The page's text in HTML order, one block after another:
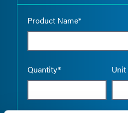
Product Name*
Quantity*